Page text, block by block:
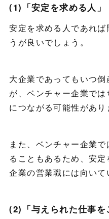
(1)「安定を求める人」
安定を求める人であれ
うが良いでしょう。
大企業であってもいつ
が、ベンチャー企業で
につながる可能性があり
また、ベンチャー企業
ることもあるため、安
企業の営業職には向いて
(2)「与えられた仕事を